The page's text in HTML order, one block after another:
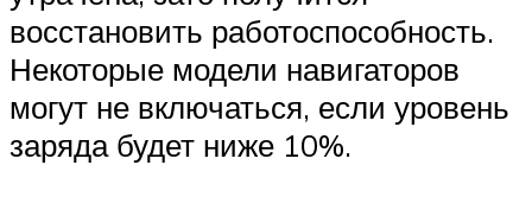
восстановить работоспособность.
Некоторые модели навигаторов
могут не включаться, если уровень
заряда будет ниже 10%.